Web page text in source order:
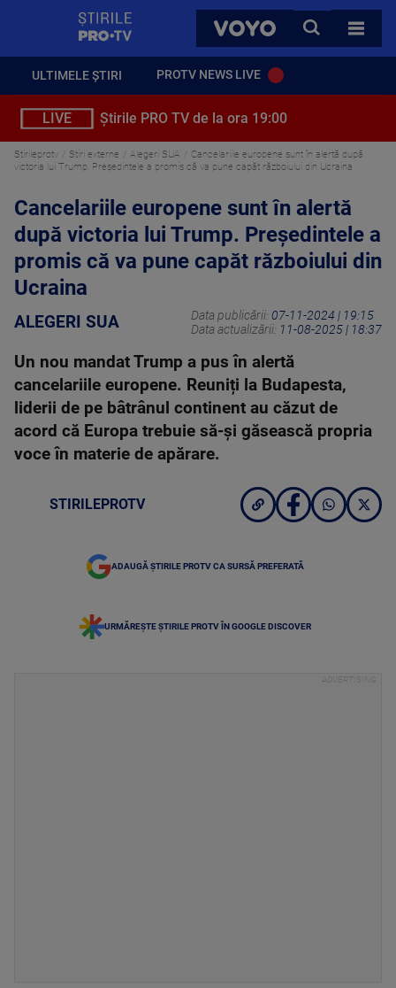
VOYO
CAUTA
TOATE
ULTIMELE ȘTIRI PROTV NEWS LIVE
LIVE Știrile PRO TV de la ora 19:00
Stirileprotv Stiri externe Alegeri SUA
Cancelariile europene sunt în alertă după
victoria lui Trump. Președintele a promis că va pune capăt războiului din Ucraina
Cancelariile europene sunt în alertă
după victoria lui Trump. Președintele a
promis că va pune capăt războiului din
Ucraina
ALEGERI SUA Data publicării: 07-11-2024 | 19:15
Data actualizării: 11-08-2025 | 18:37
Un nou mandat Trump a pus în alertă
cancelariile europene. Reuniți la Budapesta,
liderii de pe bâtrânul continent au căzut de
acord că Europa trebuie să-și găsească propria
voce în materie de apărare.
STIRILEPROTV
ADAUGĂ ȘTIRILE PROTV CA SURSĂ PREFERATĂ
URMĂREȘTE ȘTIRILE PROTV ÎN GOOGLE DISCOVER